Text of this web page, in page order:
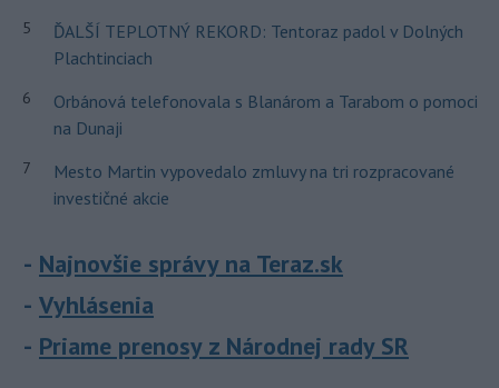
5
ĎALŠÍ TEPLOTNÝ REKORD: Tentoraz padol v Dolných
Plachtinciach
6
Orbánová telefonovala s Blanárom a Tarabom o pomoci
na Dunaji
7
Mesto Martin vypovedalo zmluvy na tri rozpracované
investičné akcie
Najnovšie správy na Teraz.sk
Vyhlásenia
Priame prenosy z Národnej rady SR